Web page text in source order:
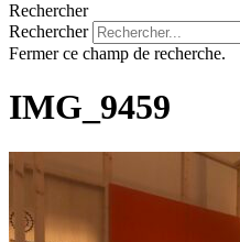
Rechercher
Rechercher
Fermer ce champ de recherche.
IMG_9459